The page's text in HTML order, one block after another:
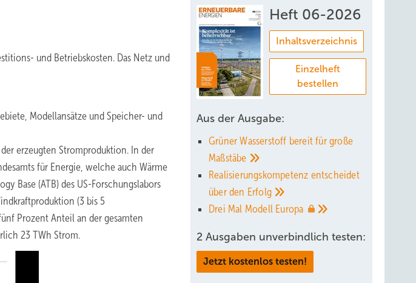
und Betriebskosten. Das Netz und
Modellansätze und Speicher- und
erzeugten Stromproduktion. In der
für Energie, welche auch Wärme
Base (ATB) des US-Forschungslabors
(3 bis 5
Prozent Anteil an der gesamten
23 TWh Strom.
Heft 06-2026
Inhaltsverzeichnis
Einzelheft
bestellen
Aus der Ausgabe:
Grüner Wasserstoff bereit für große
Maßstäbe
Realisierungskompetenz entscheidet
über den Erfolg
Drei Mal Modell Europa
2 Ausgaben unverbindlich testen:
Jetzt kostenlos testen!